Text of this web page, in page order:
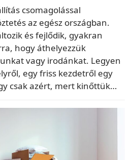
csomagolással
az egész országban.
és fejlődik, gyakran
hogy áthelyezzük
vagy irodánkat. Legyen
egy friss kezdetről egy
csak azért, mert kinőttük…